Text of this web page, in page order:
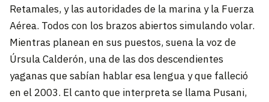
Retamales, y las autoridades de la marina y la Fuerza
Aérea. Todos con los brazos abiertos simulando volar.
Mientras planean en sus puestos, suena la voz de
Úrsula Calderón, una de las dos descendientes
yaganas que sabían hablar esa lengua y que falleció
en el 2003. El canto que interpreta se llama Pusani,